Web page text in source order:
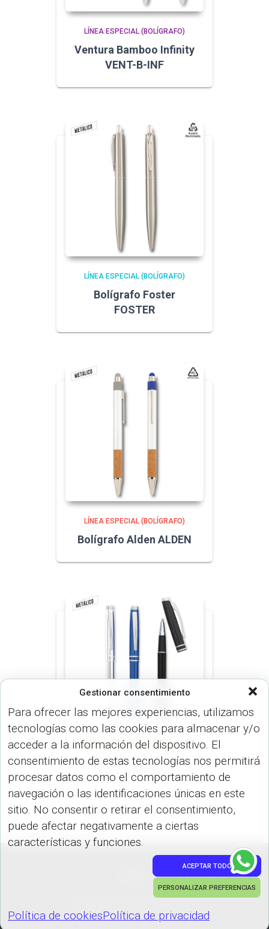
Gestionar consentimiento
Para ofrecer las mejores experiencias, utilizamos
tecnologías como las cookies para almacenar y/o
acceder a la información del dispositivo. El
consentimiento de estas tecnologías nos permitirá
procesar datos como el comportamiento de
navegación o las identificaciones únicas en este
sitio. No consentir o retirar el consentimiento,
puede afectar negativamente a ciertas
características y funciones.
ACEPTAR TODO
PERSONALIZAR PREFERENCIAS
Política de cookiesPolítica de privacidad
LÍNEA ESPECIAL (BOLÍGRAFO)
Ventura Bamboo Infinity
VENT-B-INF
LÍNEA ESPECIAL (BOLÍGRAFO)
Bolígrafo Foster
FOSTER
LÍNEA ESPECIAL (BOLÍGRAFO)
Bolígrafo Alden ALDEN
LÍNEA ESPECIAL (BOLÍGRAFO)
LOMAN ROLLER